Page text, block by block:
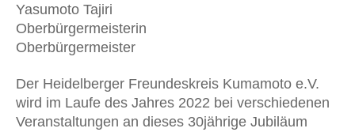
Yasumoto Tajiri
Oberbürgermeisterin
Oberbürgermeister
Der Heidelberger Freundeskreis Kumamoto e.V.
wird im Laufe des Jahres 2022 bei verschiedenen
Veranstaltungen an dieses 30jährige Jubiläum